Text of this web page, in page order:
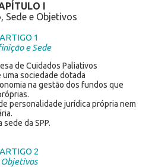
I
Sede e Objetivos
ARTIGO 1
e Sede
de Cuidados Paliativos
uma sociedade dotada
na gestão dos fundos que
personalidade jurídica própria nem
da SPP.
ARTIGO 2
Objetivos